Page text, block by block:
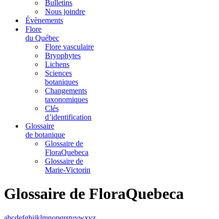
Bulletins
Nous joindre
Évènements
Flore
du Québec
Flore vasculaire
Bryophytes
Lichens
Sciences
botaniques
Changements
taxonomiques
Clés
d’identification
Glossaire
de botanique
Glossaire de
FloraQuebeca
Glossaire de
Marie-Victorin
Glossaire de FloraQuebeca